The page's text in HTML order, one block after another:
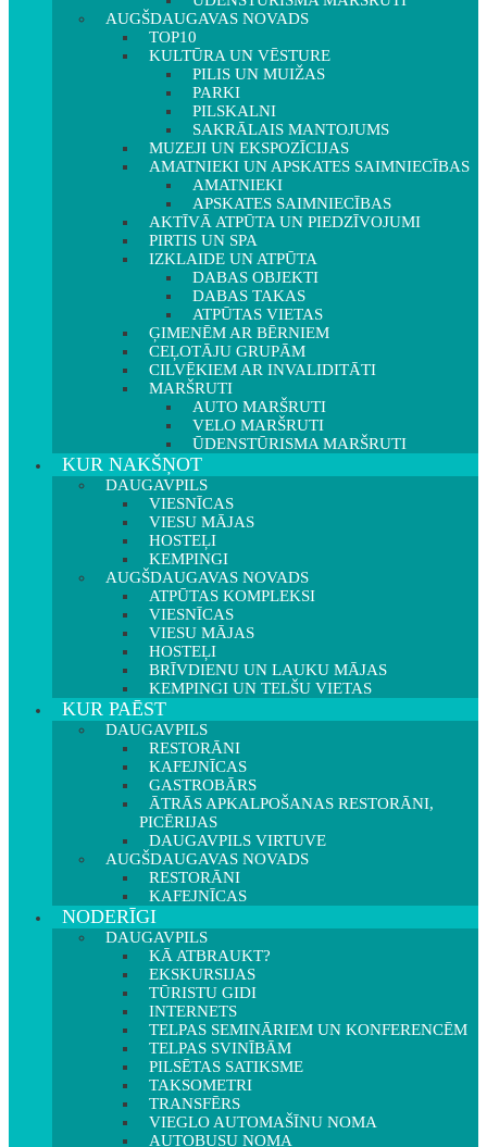
AUGŠDAUGAVAS NOVADS
TOP10
KULTŪRA UN VĒSTURE
PILIS UN MUIŽAS
PARKI
PILSKALNI
SAKRĀLAIS MANTOJUMS
MUZEJI UN EKSPOZĪCIJAS
AMATNIEKI UN APSKATES SAIMNIECĪBAS
AMATNIEKI
APSKATES SAIMNIECĪBAS
AKTĪVĀ ATPŪTA UN PIEDZĪVOJUMI
PIRTIS UN SPA
IZKLAIDE UN ATPŪTA
DABAS OBJEKTI
DABAS TAKAS
ATPŪTAS VIETAS
ĢIMENĒM AR BĒRNIEM
CEĻOTĀJU GRUPĀM
CILVĒKIEM AR INVALIDITĀTI
MARŠRUTI
AUTO MARŠRUTI
VELO MARŠRUTI
ŪDENSTŪRISMA MARŠRUTI
KUR NAKŠŅOT
DAUGAVPILS
VIESNĪCAS
VIESU MĀJAS
HOSTEĻI
KEMPINGI
AUGŠDAUGAVAS NOVADS
ATPŪTAS KOMPLEKSI
VIESNĪCAS
VIESU MĀJAS
HOSTEĻI
BRĪVDIENU UN LAUKU MĀJAS
KEMPINGI UN TELŠU VIETAS
KUR PAĒST
DAUGAVPILS
RESTORĀNI
KAFEJNĪCAS
GASTROBĀRS
ĀTRĀS APKALPOŠANAS RESTORĀNI,
PICĒRIJAS
DAUGAVPILS VIRTUVE
AUGŠDAUGAVAS NOVADS
RESTORĀNI
KAFEJNĪCAS
NODERĪGI
DAUGAVPILS
KĀ ATBRAUKT?
EKSKURSIJAS
TŪRISTU GIDI
INTERNETS
TELPAS SEMINĀRIEM UN KONFERENCĒM
TELPAS SVINĪBĀM
PILSĒTAS SATIKSME
TAKSOMETRI
TRANSFĒRS
VIEGLO AUTOMAŠĪNU NOMA
AUTOBUSU NOMA